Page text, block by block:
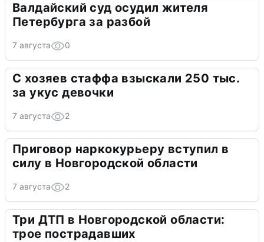
Валдайский суд осудил жителя
Петербурга за разбой
7 августа 0
С хозяев стаффа взыскали 250 тыс.
за укус девочки
7 августа 2
Приговор наркокурьеру вступил в
силу в Новгородской области
7 августа 2
Три ДТП в Новгородской области:
трое пострадавших